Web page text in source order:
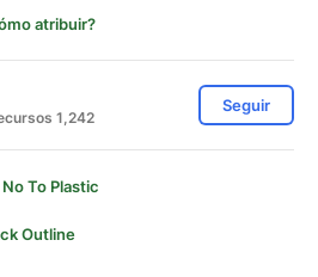
atribuir?
1,242
Seguir
No To Plastic
Outline